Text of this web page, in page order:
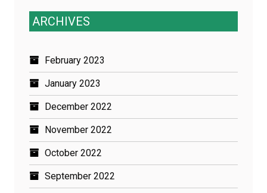
ARCHIVES
February 2023
January 2023
December 2022
November 2022
October 2022
September 2022